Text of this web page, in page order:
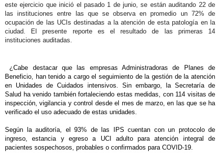
este ejercicio que inició el pasado 1 de junio, se están auditando 22 de
las instituciones entre las que se observa en promedio un 72% de
ocupación de las UCIs destinadas a la atención de esta patología en la
ciudad. El presente reporte es el resultado de las primeras 14
instituciones auditadas.
¿Cabe destacar que las empresas Administradoras de Planes de
Beneficio, han tenido a cargo el seguimiento de la gestión de la atención
en Unidades de Cuidados intensivos. Sin embargo, la Secretaría de
Salud ha venido también fortaleciendo estas medidas, con 114 visitas de
inspección, vigilancia y control desde el mes de marzo, en las que se ha
verificado el uso adecuado de estas unidades.
Según la auditoría, el 93% de las IPS cuentan con un protocolo de
ingreso, estancia y egreso a UCI adulto para atención integral de
pacientes sospechosos, probables o confirmados para COVID-19.